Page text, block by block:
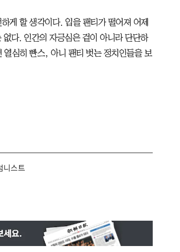
게 할 생각이다. 입을 팬티가 떨어져 어제
다. 인간의 자긍심은 겉이 아니라 단단하
심히 빤스, 아니 팬티 벗는 정치인들을 보
니스트